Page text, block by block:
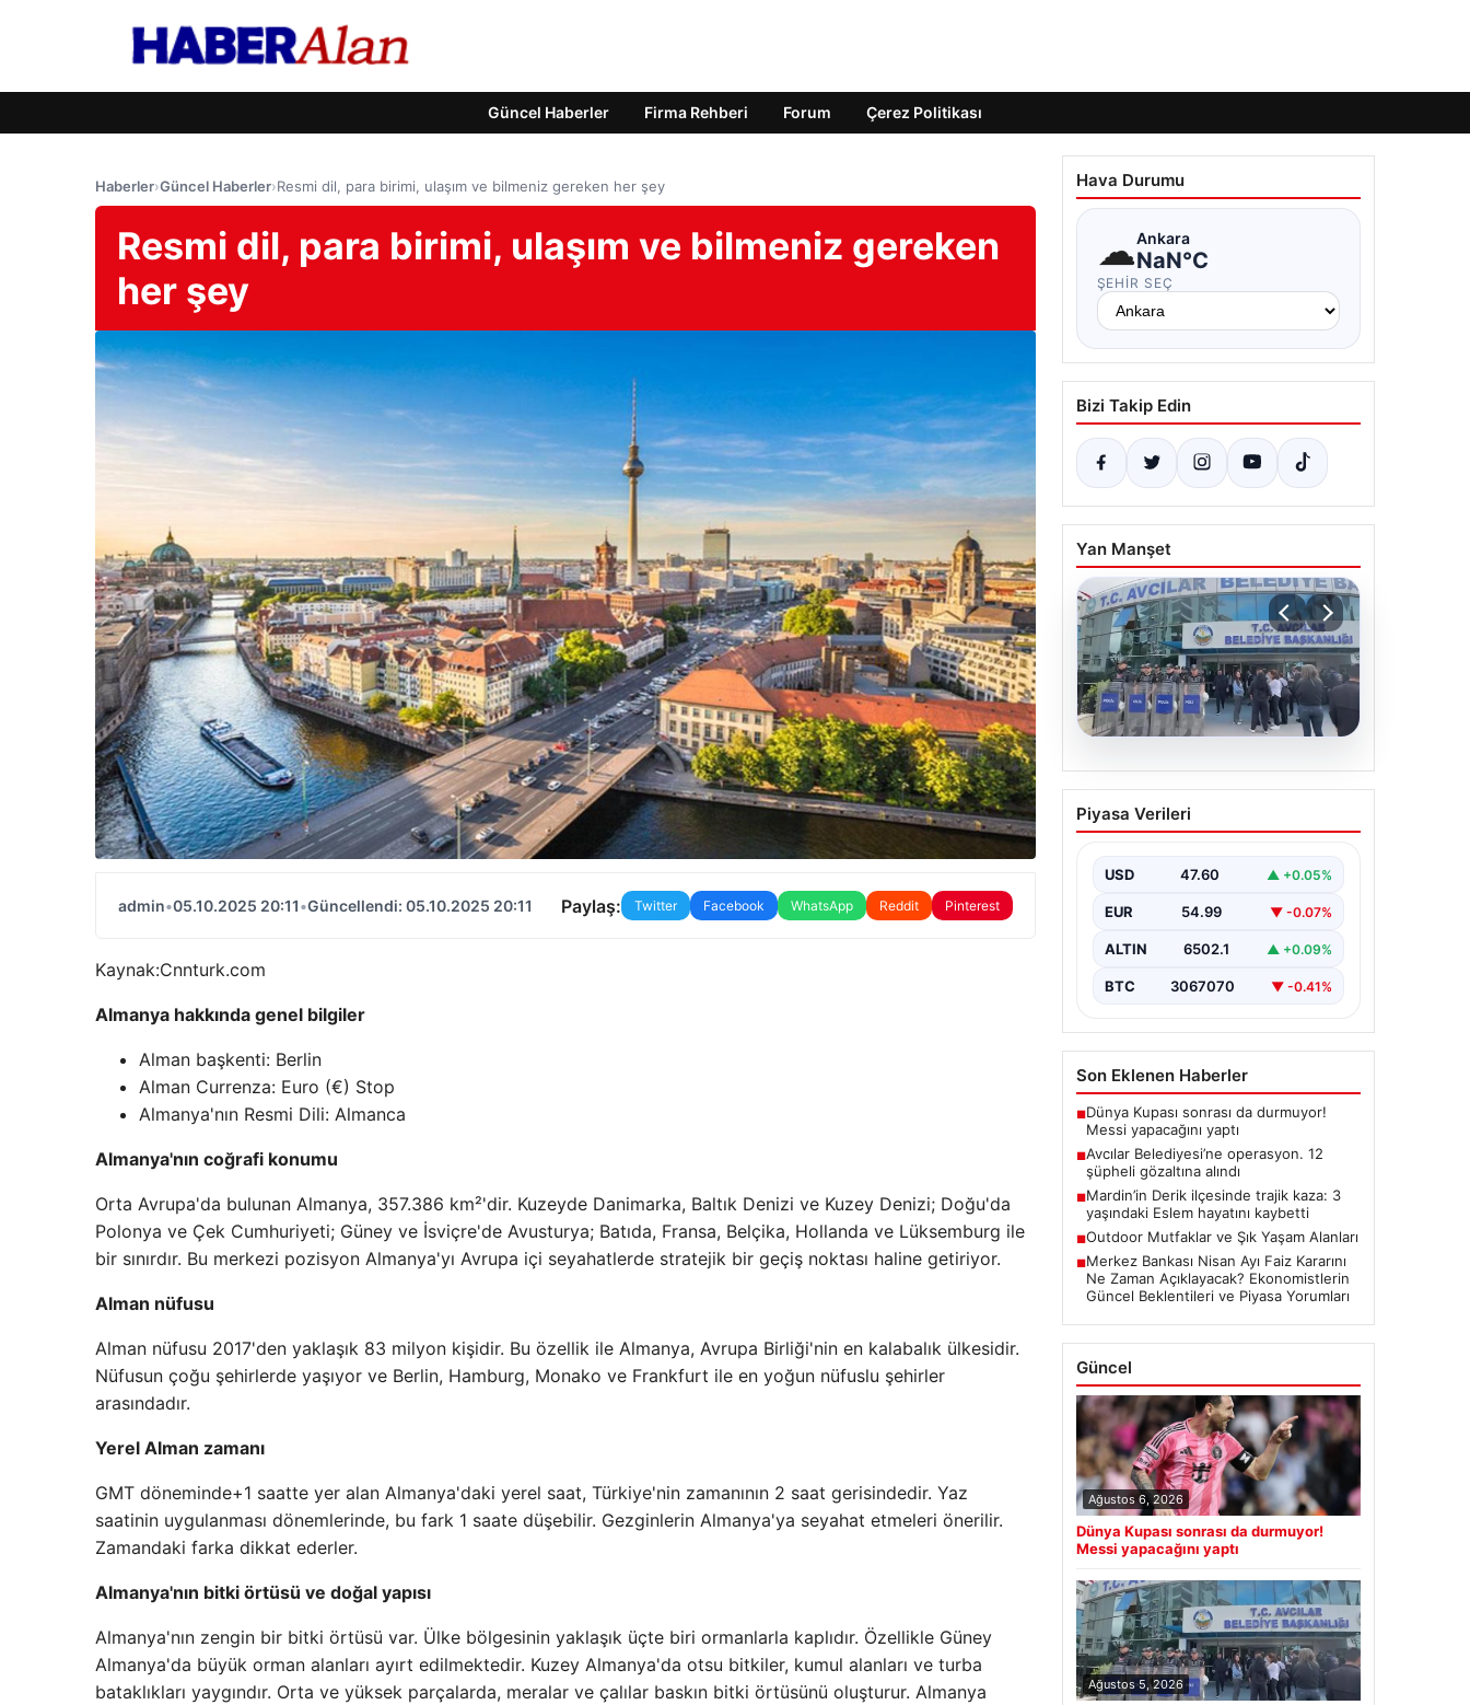
Güncel Haberler Firma Rehberi Forum Çerez Politikası
Haberler›Güncel Haberler›Resmi dil, para birimi, ulaşım ve bilmeniz gereken her şey
Resmi dil, para birimi, ulaşım ve bilmeniz gereken
her şey
admin•05.10.2025 20:11•Güncellendi: 05.10.2025 20:11 Paylaş: Twitter Facebook WhatsApp Reddit Pinterest
Kaynak:Cnnturk.com
Almanya hakkında genel bilgiler
Alman başkenti: Berlin
Alman Currenza: Euro (€) Stop
Almanya'nın Resmi Dili: Almanca
Almanya'nın coğrafi konumu
Orta Avrupa'da bulunan Almanya, 357.386 km²'dir. Kuzeyde Danimarka, Baltık Denizi ve Kuzey Denizi; Doğu'da
Polonya ve Çek Cumhuriyeti; Güney ve İsviçre'de Avusturya; Batıda, Fransa, Belçika, Hollanda ve Lüksemburg ile
bir sınırdır. Bu merkezi pozisyon Almanya'yı Avrupa içi seyahatlerde stratejik bir geçiş noktası haline getiriyor.
Alman nüfusu
Alman nüfusu 2017'den yaklaşık 83 milyon kişidir. Bu özellik ile Almanya, Avrupa Birliği'nin en kalabalık ülkesidir.
Nüfusun çoğu şehirlerde yaşıyor ve Berlin, Hamburg, Monako ve Frankfurt ile en yoğun nüfuslu şehirler
arasındadır.
Yerel Alman zamanı
GMT döneminde+1 saatte yer alan Almanya'daki yerel saat, Türkiye'nin zamanının 2 saat gerisindedir. Yaz
saatinin uygulanması dönemlerinde, bu fark 1 saate düşebilir. Gezginlerin Almanya'ya seyahat etmeleri önerilir.
Zamandaki farka dikkat ederler.
Almanya'nın bitki örtüsü ve doğal yapısı
Almanya'nın zengin bir bitki örtüsü var. Ülke bölgesinin yaklaşık üçte biri ormanlarla kaplıdır. Özellikle Güney
Almanya'da büyük orman alanları ayırt edilmektedir. Kuzey Almanya'da otsu bitkiler, kumul alanları ve turba
bataklıkları yaygındır. Orta ve yüksek parçalarda, meralar ve çalılar baskın bitki örtüsünü oluşturur. Almanya
Hava Durumu
☁Ankara
NaN°C
ŞEHIR SEÇ
Bizi Takip Edin
Yan Manşet
05.08.2026
Avcılar Belediyesi’ne
operasyon. 12 şüpheli
Piyasa Verileri
USD 47.60 ▲ +0.05%
EUR 54.99 ▼ -0.07%
ALTIN 6502.1 ▲ +0.09%
BTC 3067070 ▼ -0.41%
Son Eklenen Haberler
■Dünya Kupası sonrası da durmuyor!
Messi yapacağını yaptı
■Avcılar Belediyesi’ne operasyon. 12
şüpheli gözaltına alındı
■Mardin’in Derik ilçesinde trajik kaza: 3
yaşındaki Eslem hayatını kaybetti
■Outdoor Mutfaklar ve Şık Yaşam Alanları
■Merkez Bankası Nisan Ayı Faiz Kararını
Ne Zaman Açıklayacak? Ekonomistlerin
Güncel Beklentileri ve Piyasa Yorumları
Güncel
Ağustos 6, 2026
Dünya Kupası sonrası da durmuyor!
Messi yapacağını yaptı
Ağustos 5, 2026